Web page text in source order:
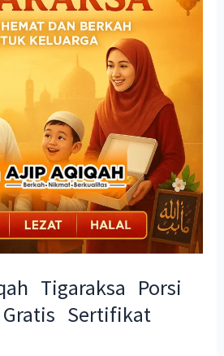
Tigaraksa Porsi
Sertifikat